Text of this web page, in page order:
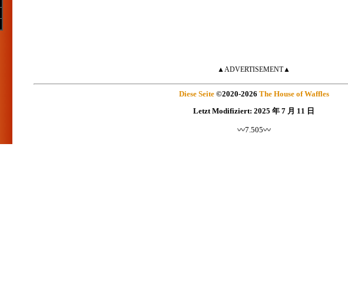
▲ADVERTISEMENT▲
Diese Seite©2020-2026 The House of Waffles
Letzt Modifiziert: 2025 年 7 月 11 日
〰7.505〰